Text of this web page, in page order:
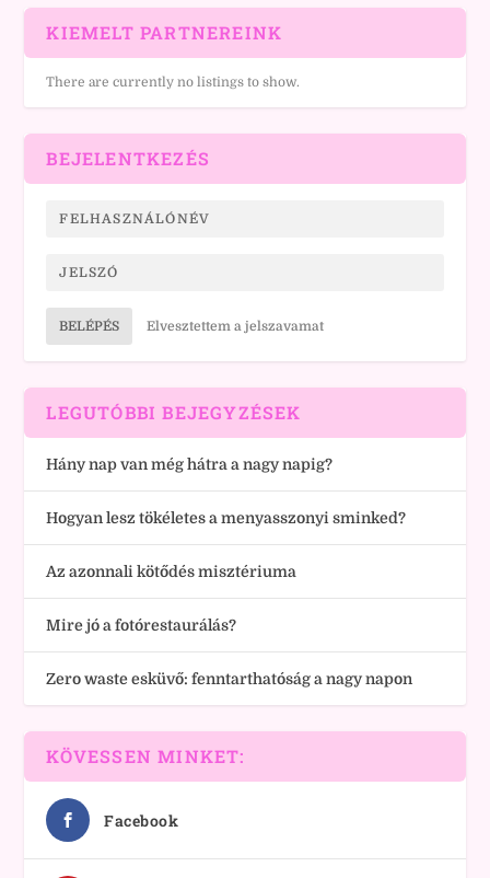
KIEMELT PARTNEREINK
There are currently no listings to show.
BEJELENTKEZÉS
BELÉPÉS Elvesztettem a jelszavamat
LEGUTÓBBI BEJEGYZÉSEK
Hány nap van még hátra a nagy napig?
Hogyan lesz tökéletes a menyasszonyi sminked?
Az azonnali kötődés misztériuma
Mire jó a fotórestaurálás?
Zero waste esküvő: fenntarthatóság a nagy napon
KÖVESSEN MINKET:
Facebook